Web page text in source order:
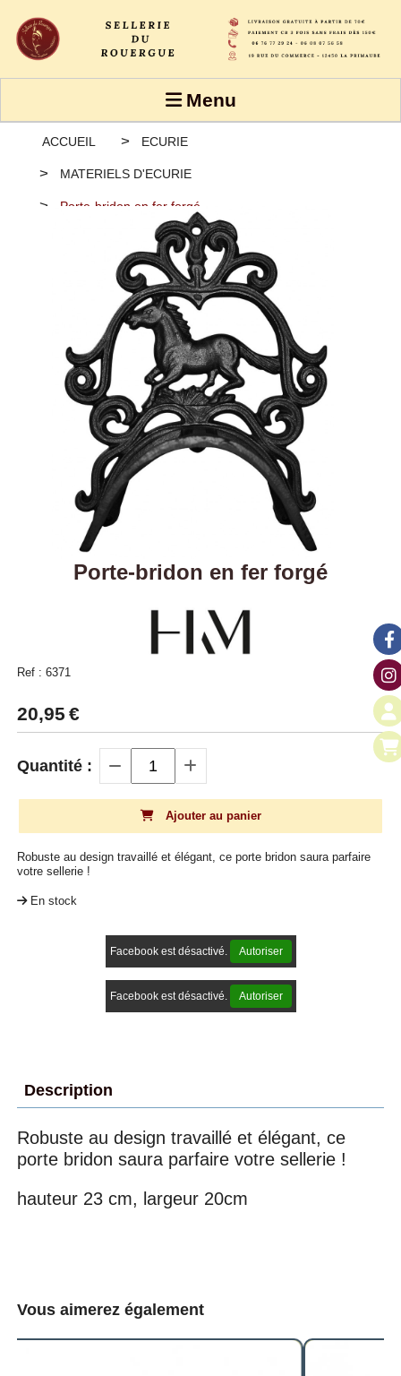
Menu
ACCUEIL ECURIE
MATERIELS D'ECURIE
Porte-bridon en fer forgé
Porte-bridon en fer forgé
Ref : 6371
20,95 €
Quantité :
Ajouter au panier
Robuste au design travaillé et élégant, ce porte bridon saura parfaire
votre sellerie !
En stock
Facebook est désactivé. Autoriser
Facebook est désactivé. Autoriser
Description
Robuste au design travaillé et élégant, ce
porte bridon saura parfaire votre sellerie !
hauteur 23 cm, largeur 20cm
Vous aimerez également